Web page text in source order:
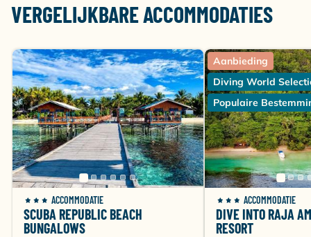
VERGELIJKBARE ACCOMMODATIES
ACCOMMODATIE
SCUBA REPUBLIC BEACH
BUNGALOWS
Aanbieding
Diving World
Populaire
ACCOMMODATIE
DIVE INTO RAJA
RESORT